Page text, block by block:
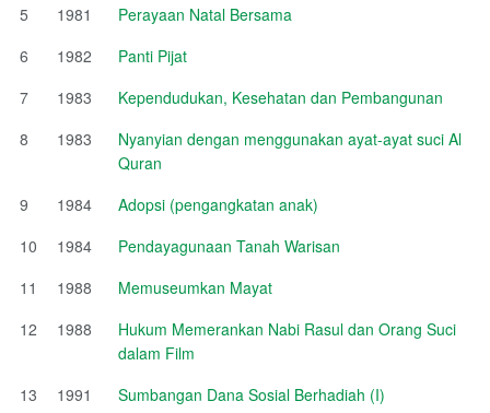
5
1981
Perayaan Natal Bersama
6
1982
Panti Pijat
7
1983
Kependudukan, Kesehatan dan Pembangunan
8
1983
Nyanyian dengan menggunakan ayat-ayat suci Al
Quran
9
1984
Adopsi (pengangkatan anak)
10
1984
Pendayagunaan Tanah Warisan
11
1988
Memuseumkan Mayat
12
1988
Hukum Memerankan Nabi Rasul dan Orang Suci
dalam Film
13
1991
Sumbangan Dana Sosial Berhadiah (I)